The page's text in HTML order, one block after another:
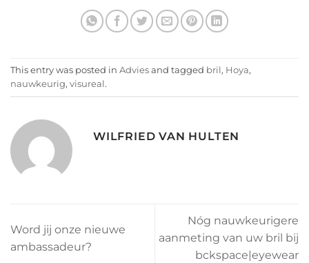
This entry was posted in Advies and tagged bril, Hoya,
nauwkeurig, visureal.
WILFRIED VAN HULTEN
Word jij onze nieuwe
ambassadeur?
Nóg nauwkeurigere
aanmeting van uw bril bij
bckspace|eyewear